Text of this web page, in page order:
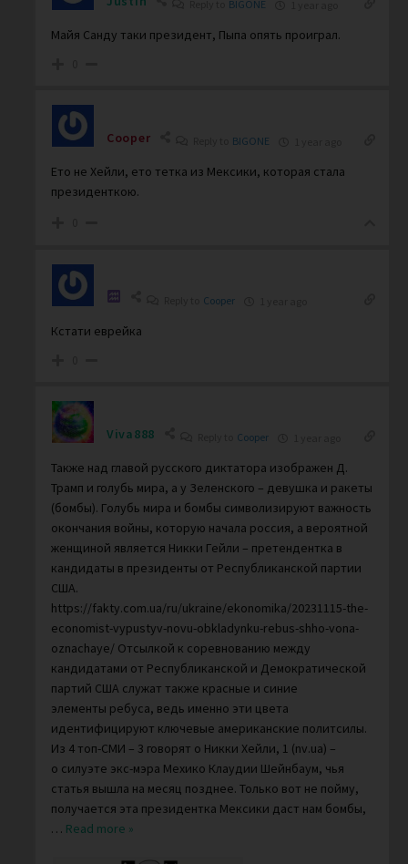
BIGONE
Майя Санду таки президент, Пыпа опять проиграл.
Cooper BIGONE
Ето не Хейли, ето тетка из Мексики, которая стала
президенткою.
Cooper
Кстати еврейка
Viva888 Cooper
Также над главой русского диктатора изображен Д.
Трамп и голубь мира, а у Зеленского – девушка и ракеты
(бомбы). Голубь мира и бомбы символизируют важность
окончания войны, которую начала россия, а вероятной
женщиной является Никки Гейли – претендентка в
кандидаты в президенты от Республиканской партии
США.
https://fakty.com.ua/ru/ukraine/ekonomika/20231115-the-
economist-vypustyv-novu-obkladynku-rebus-shho-vona-
oznachaye/ Отсылкой к соревнованию между
кандидатами от Республиканской и Демократической
партий США служат также красные и синие
элементы ребуса, ведь именно эти цвета
идентифицируют ключевые американские политсилы.
Из 4 топ-СМИ – 3 говорят о Никки Хейли, 1 (nv.ua) –
о силуэте экс-мэра Мехико Клаудии Шейнбаум, чья
статья вышла на месяц позднее. Только вот не пойму,
получается эта президентка Мексики даст нам бомбы,
… Read more »